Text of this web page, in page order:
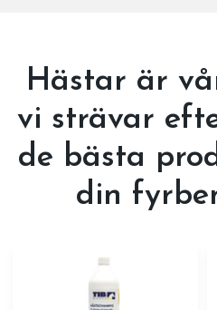
Hästar är
vi strävar
de bästa
din